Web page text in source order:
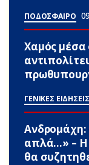
ΠΟΔΟΣΦΑΙΡΟ
Χαμός μέσα
ΓΕΝΙΚΕΣ
Ανδρομάχη:
απλά…» – Η
θα